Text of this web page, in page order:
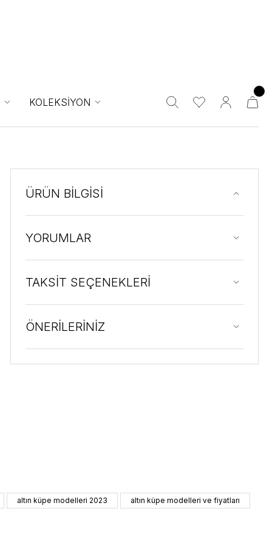
KOLEKSİYON
ÜRÜN BİLGİSİ
YORUMLAR
TAKSİT SEÇENEKLERİ
ÖNERİLERİNİZ
altın küpe modelleri 2023
altın küpe modelleri ve fiyatları